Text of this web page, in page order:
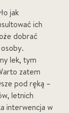
jak
ich
dobrać
lek, tym
zatem
pod ręką –
letnich
interwencja w